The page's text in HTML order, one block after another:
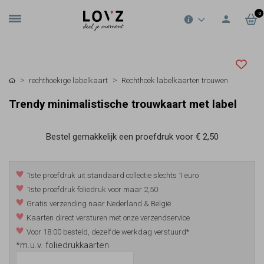
0
rechthoekige labelkaart Rechthoek labelkaarten trouwen
Trendy minimalistische trouwkaart met label
Bestel gemakkelijk een proefdruk voor € 2,50
1ste proefdruk uit standaard collectie slechts 1 euro
1ste proefdruk foliedruk voor maar 2,50
Gratis verzending naar Nederland & België
Kaarten direct versturen met onze verzendservice
Voor 18:00 besteld, dezelfde werkdag verstuurd*
*m.u.v. foliedrukkaarten